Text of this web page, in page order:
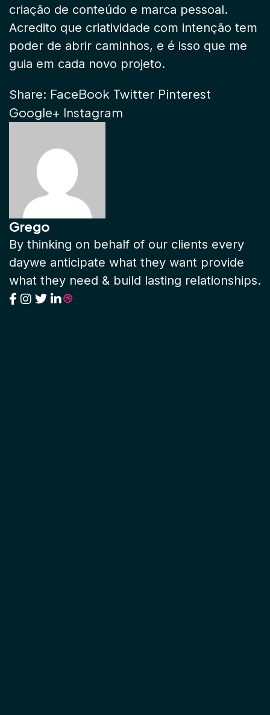
criação de conteúdo e marca pessoal.
Acredito que criatividade com intenção tem
poder de abrir caminhos, e é isso que me
guia em cada novo projeto.
Share: FaceBook Twitter Pinterest
Google+ Instagram
Grego
By thinking on behalf of our clients every
daywe anticipate what they want provide
what they need & build lasting relationships.